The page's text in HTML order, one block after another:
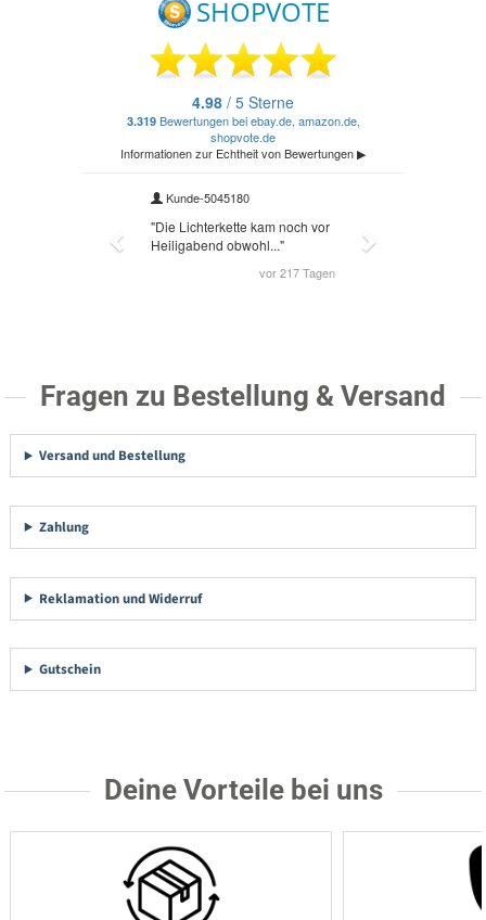
Fragen zu Bestellung & Versand
Versand und Bestellung
Zahlung
Reklamation und Widerruf
Gutschein
Deine Vorteile bei uns